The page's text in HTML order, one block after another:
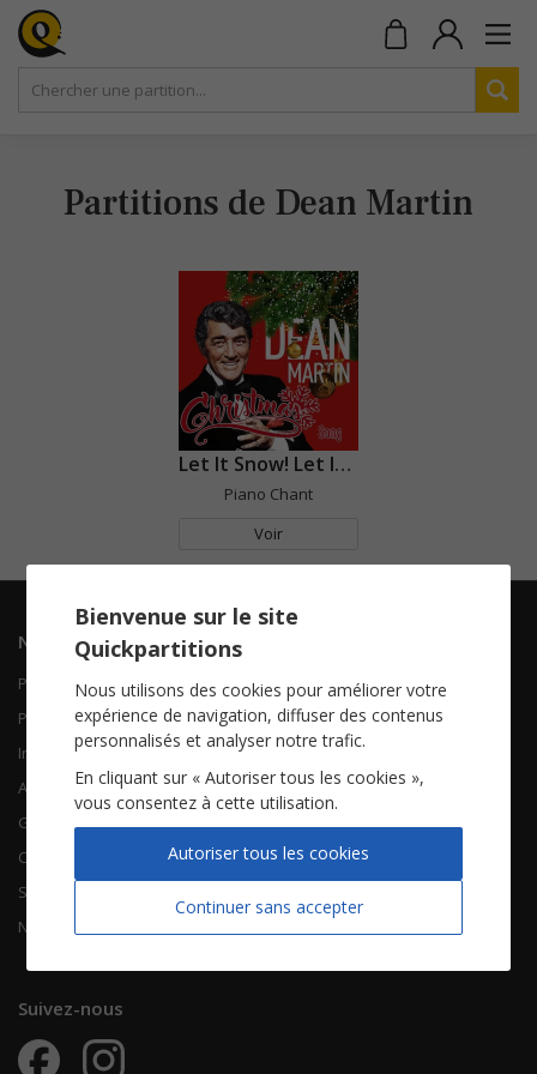
Partitions de Dean Martin
Let It Snow! Let It Snow! Let It Snow!
Piano Chant
Voir
Navigation
Piano Chant
Piano Solo
Instruments solistes
Accordéon
Guitare
Chorales
Songbooks
Nouvelles partitions
Contactez-nous
Qui sommes-nous
FAQ
À propos
CGV
Mentions légales
Vie privée
Suivez-nous
Bienvenue sur le site
Quickpartitions
Nous utilisons des cookies pour améliorer votre
expérience de navigation, diffuser des contenus
personnalisés et analyser notre trafic.
En cliquant sur « Autoriser tous les cookies »,
vous consentez à cette utilisation.
Continuer sans accepter
Autoriser tous les cookies